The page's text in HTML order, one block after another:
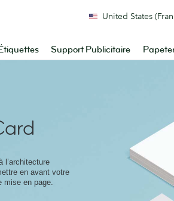
Support Publicitaire
United States
l’architecture
en avant votre
mise en page.